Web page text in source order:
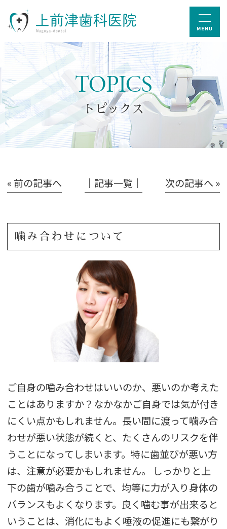
TOPICS
トピックス
« 前の記事へ │記事一覧│ 次の記事へ »
噛み合わせについて
ご自身の噛み合わせはいいのか、悪いのか考えた
ことはありますか？なかなかご自身では気が付き
にくい点かもしれません。長い間に渡って噛み合
わせが悪い状態が続くと、たくさんのリスクを伴
うことになってしまいます。特に歯並びが悪い方
は、注意が必要かもしれません。 しっかりと上
下の歯が噛み合うことで、均等に力が入り身体の
バランスもよくなります。良く噛む事が出来ると
いうことは、消化にもよく唾液の促進にも繋がり